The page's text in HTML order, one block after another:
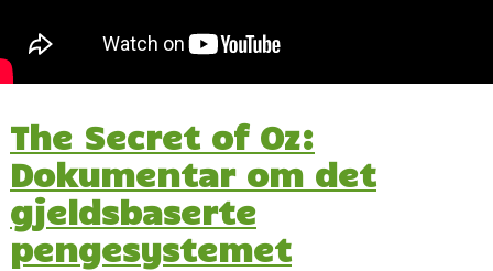
The Secret of Oz:
Dokumentar om det
gjeldsbaserte
pengesystemet